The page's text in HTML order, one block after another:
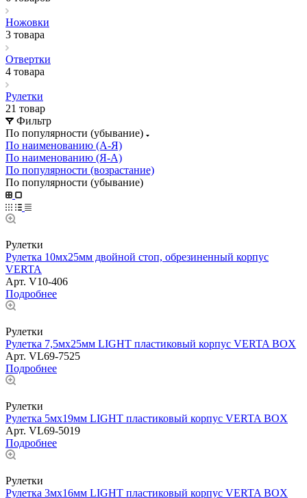
Ножовки
3 товара
Отвертки
4 товара
Рулетки
21 товар
Фильтр
По популярности (убывание)
По наименованию (А-Я)
По наименованию (Я-А)
По популярности (возрастание)
По популярности (убывание)
Рулетки
Рулетка 10мх25мм двойной стоп, обрезиненный корпус
VERTA
Арт. V10-406
Подробнее
Рулетки
Рулетка 7,5мх25мм LIGHT пластиковый корпус VERTA BOX
Арт. VL69-7525
Подробнее
Рулетки
Рулетка 5мх19мм LIGHT пластиковый корпус VERTA BOX
Арт. VL69-5019
Подробнее
Рулетки
Рулетка 3мх16мм LIGHT пластиковый корпус VERTA BOX